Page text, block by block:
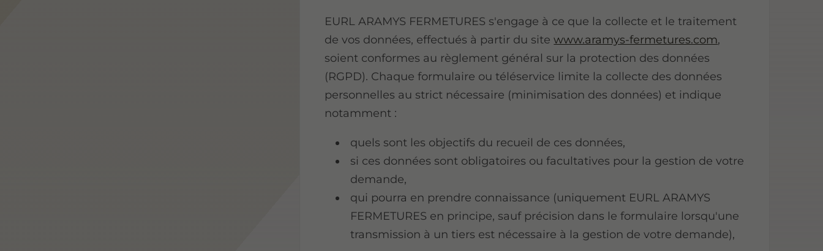
EURL ARAMYS FERMETURES s'engage à ce que la collecte et le traitement
de vos données, effectués à partir du sitewww.aramys-fermetures.com,
soient conformes au règlement général sur la protection des données
(RGPD). Chaque formulaire ou téléservice limite la collecte des données
personnelles au strict nécessaire (minimisation des données) et indique
notamment :
quels sont les objectifs du recueil de ces données,
si ces données sont obligatoires ou facultatives pour la gestion de votre
demande,
qui pourra en prendre connaissance (uniquement EURL ARAMYS
FERMETURES en principe, sauf précision dans le formulaire lorsqu'une
transmission à un tiers est nécessaire à la gestion de votre demande),